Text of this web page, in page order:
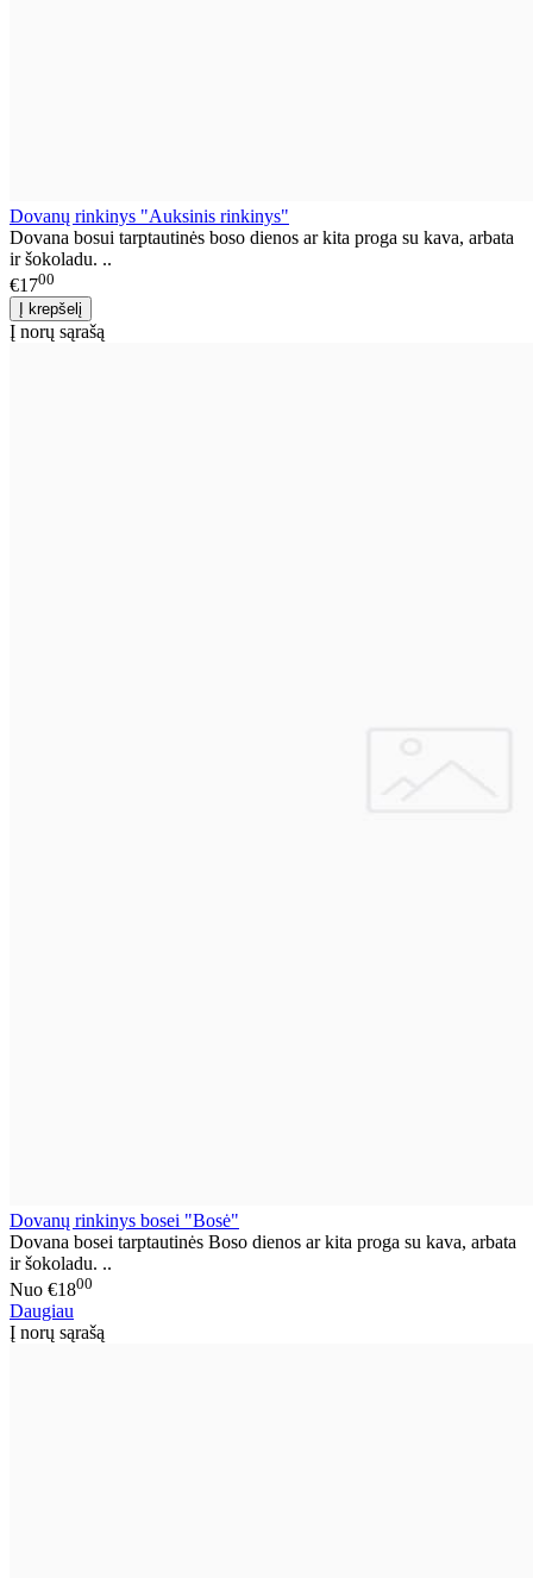
Dovanų rinkinys "Auksinis rinkinys"
Dovana bosui tarptautinės boso dienos ar kita proga su kava, arbata
ir šokoladu. ..
€1700
Į norų sąrašą
Dovanų rinkinys bosei "Bosė"
Dovana bosei tarptautinės Boso dienos ar kita proga su kava, arbata
ir šokoladu. ..
Nuo €1800
Daugiau
Į norų sąrašą